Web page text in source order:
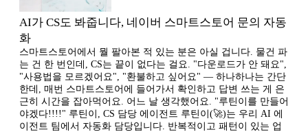
AI가 CS도 봐줍니다, 네이버 스마트스토어 문의 자동
화
스마트스토어에서 뭘 팔아본 적 있는 분은 아실 겁니다. 물건 파
는 건 한 번인데, CS는 끝이 없다는 걸요. "다운로드가 안 돼요",
"사용법을 모르겠어요", "환불하고 싶어요" — 하나하나는 간단
한데, 매번 스마트스토어에 들어가서 확인하고 답변 쓰는 게 은
근히 시간을 잡아먹어요. 어느 날 생각했어요. "루틴이를 만들어
야겠다!!!!" 루틴이, CS 담당 에이전트 루틴이(🚀)는 우리 AI 에
이전트 팀에서 자동화 담당입니다. 반복적이고 패턴이 있는 업